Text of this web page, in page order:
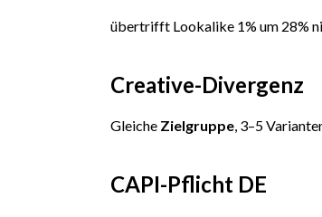
übertrifft Lookalike 1% um 28%
Creative-Divergenz
Gleiche Zielgruppe, 3–5
CAPI-Pflicht DE